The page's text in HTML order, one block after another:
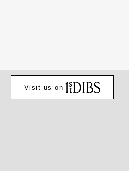
Visit us on